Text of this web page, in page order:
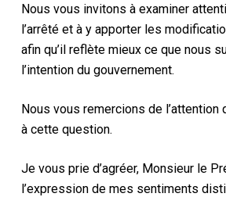
Nous vous invitons à examiner
l’arrêté et à y apporter les
afin qu’il reflète mieux ce que nous
l’intention du gouvernement.
Nous vous remercions de l’attention
à cette question.
Je vous prie d’agréer, Monsieur le
l’expression de mes sentiments